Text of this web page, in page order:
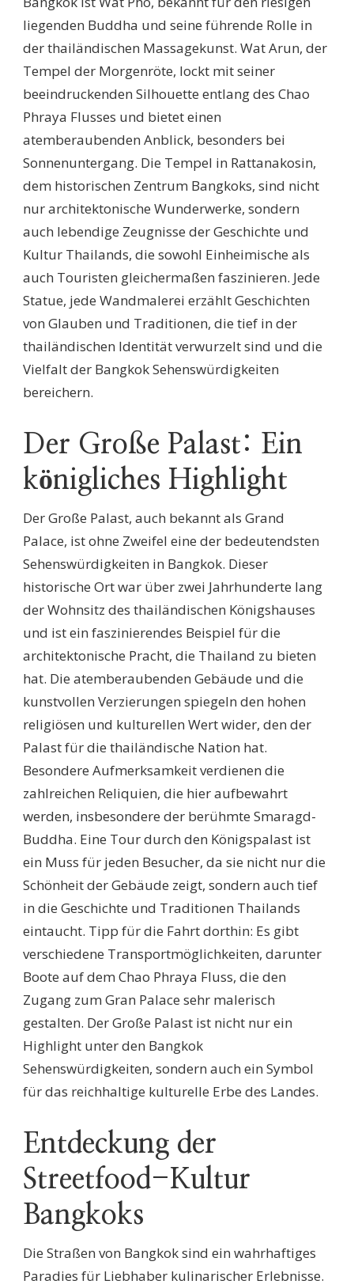
liegenden Buddha und seine führende Rolle in
der thailändischen Massagekunst. Wat Arun, der
Tempel der Morgenröte, lockt mit seiner
beeindruckenden Silhouette entlang des Chao
Phraya Flusses und bietet einen
atemberaubenden Anblick, besonders bei
Sonnenuntergang. Die Tempel in Rattanakosin,
dem historischen Zentrum Bangkoks, sind nicht
nur architektonische Wunderwerke, sondern
auch lebendige Zeugnisse der Geschichte und
Kultur Thailands, die sowohl Einheimische als
auch Touristen gleichermaßen faszinieren. Jede
Statue, jede Wandmalerei erzählt Geschichten
von Glauben und Traditionen, die tief in der
thailändischen Identität verwurzelt sind und die
Vielfalt der Bangkok Sehenswürdigkeiten
bereichern.
Der Große Palast: Ein
königliches Highlight
Der Große Palast, auch bekannt als Grand
Palace, ist ohne Zweifel eine der bedeutendsten
Sehenswürdigkeiten in Bangkok. Dieser
historische Ort war über zwei Jahrhunderte lang
der Wohnsitz des thailändischen Königshauses
und ist ein faszinierendes Beispiel für die
architektonische Pracht, die Thailand zu bieten
hat. Die atemberaubenden Gebäude und die
kunstvollen Verzierungen spiegeln den hohen
religiösen und kulturellen Wert wider, den der
Palast für die thailändische Nation hat.
Besondere Aufmerksamkeit verdienen die
zahlreichen Reliquien, die hier aufbewahrt
werden, insbesondere der berühmte Smaragd-
Buddha. Eine Tour durch den Königspalast ist
ein Muss für jeden Besucher, da sie nicht nur die
Schönheit der Gebäude zeigt, sondern auch tief
in die Geschichte und Traditionen Thailands
eintaucht. Tipp für die Fahrt dorthin: Es gibt
verschiedene Transportmöglichkeiten, darunter
Boote auf dem Chao Phraya Fluss, die den
Zugang zum Gran Palace sehr malerisch
gestalten. Der Große Palast ist nicht nur ein
Highlight unter den Bangkok
Sehenswürdigkeiten, sondern auch ein Symbol
für das reichhaltige kulturelle Erbe des Landes.
Entdeckung der
Streetfood-Kultur
Bangkoks
Die Straßen von Bangkok sind ein wahrhaftiges
Paradies für Liebhaber kulinarischer Erlebnisse.